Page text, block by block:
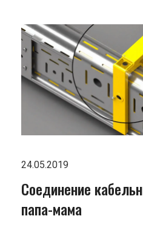
24.05.2019
Соединение
папа-мама